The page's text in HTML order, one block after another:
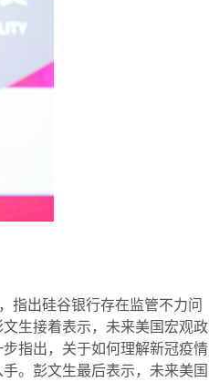
指出硅谷银行存在监管不力问
生接着表示，未来美国宏观政
指出，关于如何理解新冠疫情
。彭文生最后表示，未来美国